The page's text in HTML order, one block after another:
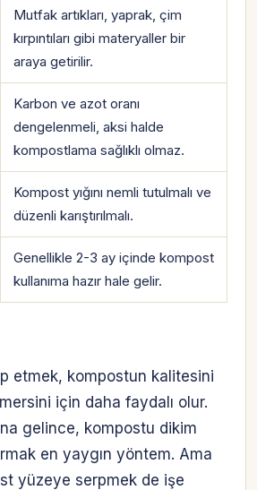
Mutfak artıkları, yaprak, çim
kırpıntıları gibi materyaller bir
araya getirilir.
Karbon ve azot oranı
dengelenmeli, aksi halde
kompostlama sağlıklı olmaz.
Kompost yığını nemli tutulmalı ve
düzenli karıştırılmalı.
Genellikle 2-3 ay içinde kompost
kullanıma hazır hale gelir.
etmek, kompostun kalitesini
için daha faydalı olur.
gelince, kompostu dikim
en yaygın yöntem. Ama
yüzeye serpmek de işe